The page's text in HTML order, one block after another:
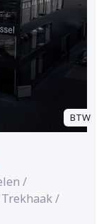
BTW
/
/